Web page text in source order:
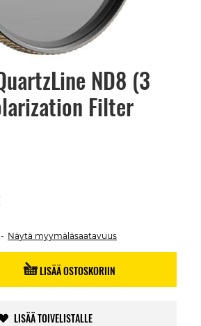
ND8 (3
Filter
Näytä myymäläsaatavuus
LISÄÄ OSTOSKORIIN
LISÄÄ TOIVELISTALLE